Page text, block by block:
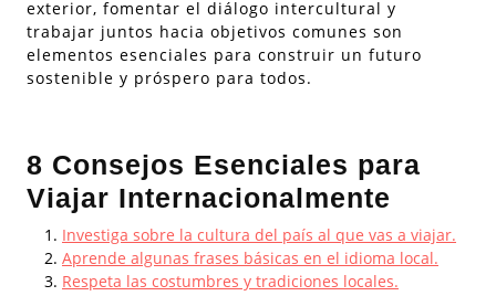
exterior, fomentar el diálogo intercultural y
trabajar juntos hacia objetivos comunes son
elementos esenciales para construir un futuro
sostenible y próspero para todos.
8 Consejos Esenciales para
Viajar Internacionalmente
Investiga sobre la cultura del país al que vas a viajar.
Aprende algunas frases básicas en el idioma local.
Respeta las costumbres y tradiciones locales.